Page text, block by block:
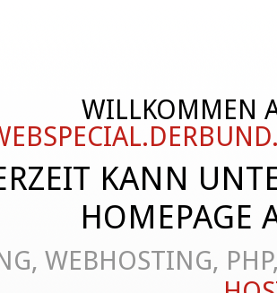
WILLKOMMEN
KANN
HOMEPAGE
WEBHOSTING,